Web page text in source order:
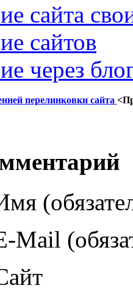
сайта
сайтов
через
перелинковки сайта
Mail